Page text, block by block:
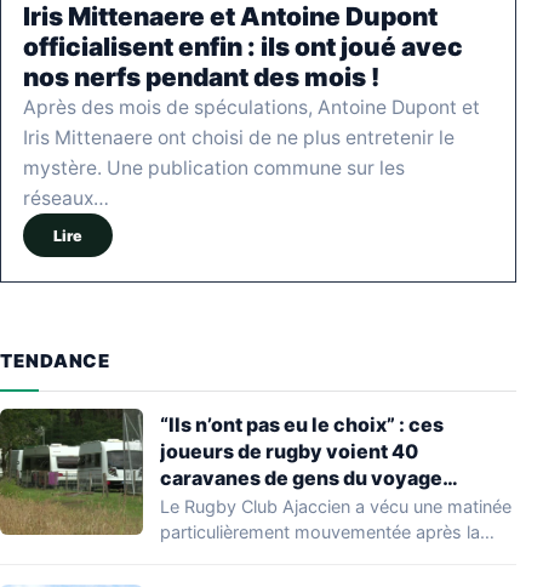
Iris Mittenaere et Antoine Dupont
officialisent enfin : ils ont joué avec
nos nerfs pendant des mois !
Après des mois de spéculations, Antoine Dupont et
Iris Mittenaere ont choisi de ne plus entretenir le
mystère. Une publication commune sur les
réseaux…
Lire
TENDANCE
“Ils n’ont pas eu le choix” : ces
joueurs de rugby voient 40
caravanes de gens du voyage
s’installer dans leur stade, ils les
délogent en moins d’1 heure
Le Rugby Club Ajaccien a vécu une matinée
particulièrement mouvementée après la